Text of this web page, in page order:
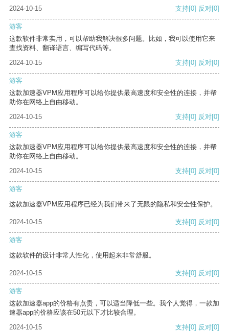
2024-10-15 支持[0] 反对[0]
游客
这款软件非常实用，可以帮助我解决很多问题。比如，我可以使用它来
查找资料、翻译语言、编写代码等。
2024-10-15
支持[0] 反对[0]
游客
这款加速器VPM应用程序可以给你提供最高速度和安全性的连接，并帮
助你在网络上自由移动。
2024-10-15
支持[0] 反对[0]
游客
这款加速器VPM应用程序可以给你提供最高速度和安全性的连接，并帮
助你在网络上自由移动。
2024-10-15
支持[0] 反对[0]
游客
这款加速器VPM应用程序已经为我们带来了无限的隐私和安全性保护。
2024-10-15 支持[0] 反对[0]
游客
这款软件的设计非常人性化，使用起来非常舒服。
2024-10-15 支持[0] 反对[0]
游客
这款加速器app的价格有点贵，可以适当降低一些。我个人觉得，一款加
速器app的价格应该在50元以下才比较合理。
2024-10-15
支持[0] 反对[0]